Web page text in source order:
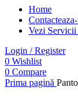
Home
Vezi
Login / Register
0 Wishlist
0 Compare
Prima pagină